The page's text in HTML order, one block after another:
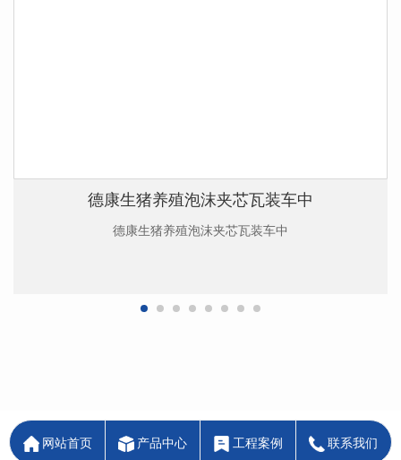
德康生猪养殖泡沫夹芯瓦装车中
德康生猪养殖泡沫夹芯瓦装车中
网站首页 产品中心 工程案例 联系我们